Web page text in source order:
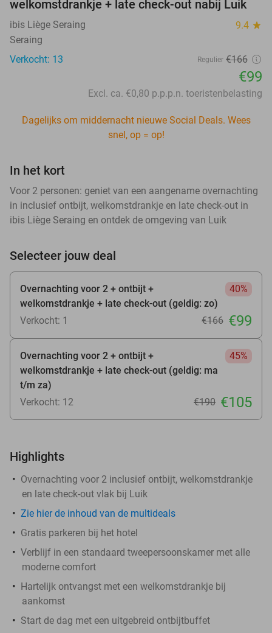
welkomstdrankje + late check-out nabij Luik
ibis Liège Seraing 9.4 star
Seraing
Verkocht: 13
Regulier €166
€99
Excl. ca. €0,80 p.p.p.n. toeristenbelasting
Dagelijks om middernacht nieuwe Social Deals. Wees
snel, op = op!
In het kort
Voor 2 personen: geniet van een aangename overnachting
in inclusief ontbijt, welkomstdrankje en late check-out in
ibis Liège Seraing en ontdek de omgeving van Luik
Selecteer jouw deal
Overnachting voor 2 + ontbijt +
welkomstdrankje + late check-out (geldig: zo)
40%
Verkocht: 1 €166 €99
Overnachting voor 2 + ontbijt +
welkomstdrankje + late check-out (geldig: ma
t/m za)
45%
Verkocht: 12 €190 €105
Highlights
Overnachting voor 2 inclusief ontbijt, welkomstdrankje
en late check-out vlak bij Luik
Zie hier de inhoud van de multideals
Gratis parkeren bij het hotel
Verblijf in een standaard tweepersoonskamer met alle
moderne comfort
Hartelijk ontvangst met een welkomstdrankje bij
aankomst
Start de dag met een uitgebreid ontbijtbuffet